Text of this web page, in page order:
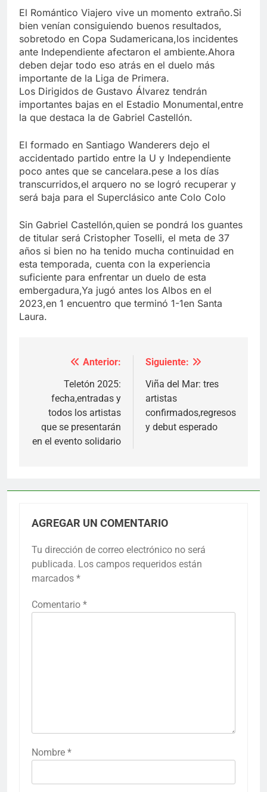
El Romántico Viajero vive un momento extraño.Si
bien venían consiguiendo buenos resultados,
sobretodo en Copa Sudamericana,los incidentes
ante Independiente afectaron el ambiente.Ahora
deben dejar todo eso atrás en el duelo más
importante de la Liga de Primera.
Los Dirigidos de Gustavo Álvarez tendrán
importantes bajas en el Estadio Monumental,entre
la que destaca la de Gabriel Castellón.
El formado en Santiago Wanderers dejo el
accidentado partido entre la U y Independiente
poco antes que se cancelara.pese a los días
transcurridos,el arquero no se logró recuperar y
será baja para el Superclásico ante Colo Colo
Sin Gabriel Castellón,quien se pondrá los guantes
de titular será Cristopher Toselli, el meta de 37
años si bien no ha tenido mucha continuidad en
esta temporada, cuenta con la experiencia
suficiente para enfrentar un duelo de esta
embergadura,Ya jugó antes los Albos en el
2023,en 1 encuentro que terminó 1-1en Santa
Laura.
Navegación
entradas
Anterior:
Teletón 2025:
fecha,entradas y
todos los artistas
que se presentarán
en el evento solidario
Siguiente:
Viña del Mar: tres
artistas
confirmados,regresos
y debut esperado
AGREGAR UN COMENTARIO
Tu dirección de correo electrónico no será
publicada. Los campos requeridos están
marcados *
Comentario *
Nombre *